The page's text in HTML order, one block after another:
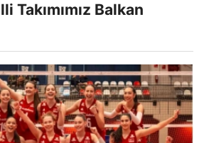
Takımımız Balkan